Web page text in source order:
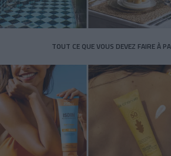
TOUT CE QUE VOUS DEVEZ FAIRE À